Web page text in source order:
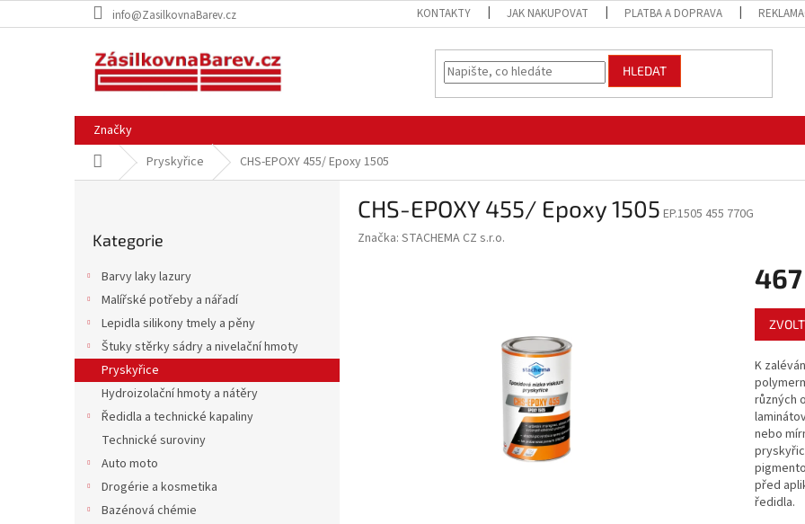
na
info@ZasilkovnaBarev.cz KONTAKTY JAK NAKUPOVAT PLATBA A DOPRAVA
HLEDAT
Značky
Domů Pryskyřice CHS-EPOXY 455/ Epoxy 1505
a
kategorie
Kategorie
Barvy laky lazury
Malířské potřeby a nářadí
Lepidla silikony tmely a pěny
Štuky stěrky sádry a nivelační hmoty
Pryskyřice
Hydroizolační hmoty a nátěry
Ředidla a technické kapaliny
Technické suroviny
Auto moto
Drogérie a kosmetika
Bazénová chémie
CHS-EPOXY 455/ Epoxy 1505 EP.1505 455 770G
Značka: STACHEMA CZ s.r.o.
Měrná
cena:
K
různých
nebo
před
ředidla.